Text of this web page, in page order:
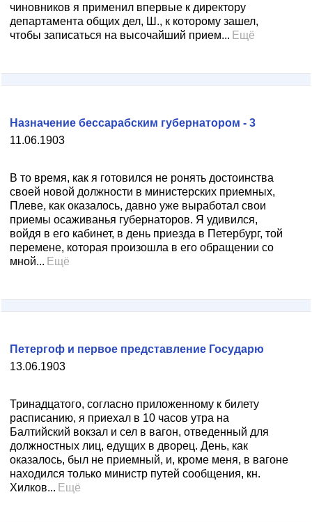
чиновников я применил впервые к директору
департамента общих дел, Ш., к которому зашел,
чтобы записаться на высочайший прием... Ещё
11.06.1903
Назначение бессарабским губернатором - 3
В то время, как я готовился не ронять достоинства
своей новой должности в министерских приемных,
Плеве, как оказалось, давно уже выработал свои
приемы осаживанья губернаторов. Я удивился,
войдя в его кабинет, в день приезда в Петербург, той
перемене, которая произошла в его обращении со
мной... Ещё
13.06.1903
Петергоф и первое представление Государю
Тринадцатого, согласно приложенному к билету
расписанию, я приехал в 10 часов утра на
Балтийский вокзал и сел в вагон, отведенный для
должностных лиц, едущих в дворец. День, как
оказалось, был не приемный, и, кроме меня, в вагоне
находился только министр путей сообщения, кн.
Хилков... Ещё